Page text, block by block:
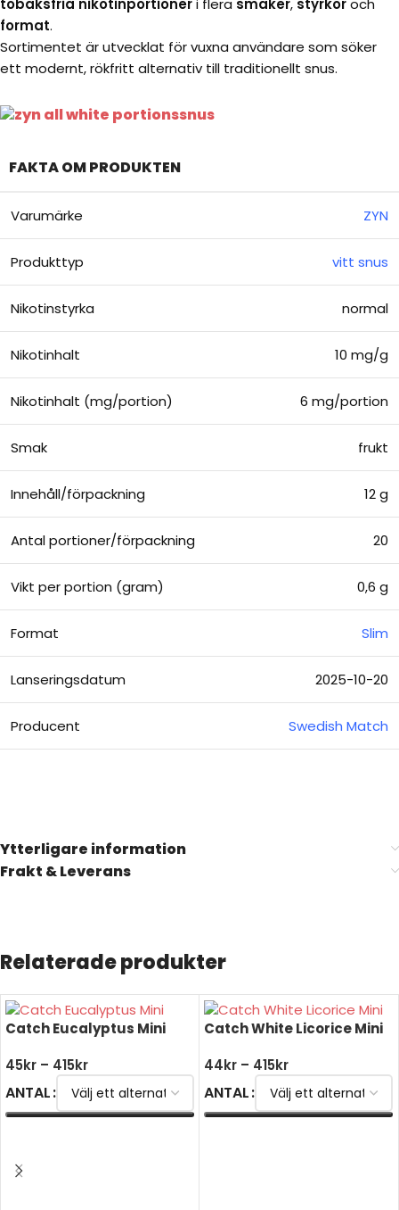
format.
Sortimentet är utvecklat för vuxna användare som söker
ett modernt, rökfritt alternativ till traditionellt snus.
FAKTA OM PRODUKTEN
Varumärke ZYN
Produkttyp vitt snus
Nikotinstyrka normal
Nikotinhalt 10 mg/g
Nikotinhalt (mg/portion) 6 mg/portion
Smak frukt
Innehåll/förpackning 12 g
Antal portioner/förpackning 20
Vikt per portion (gram) 0,6 g
Format Slim
Lanseringsdatum 2025-10-20
Producent Swedish Match
Ytterligare information
Frakt & Leverans
Relaterade produkter
Catch Eucalyptus Mini
45kr – 415kr
ANTAL
Catch White Licorice Mini
44kr – 415kr
ANTAL